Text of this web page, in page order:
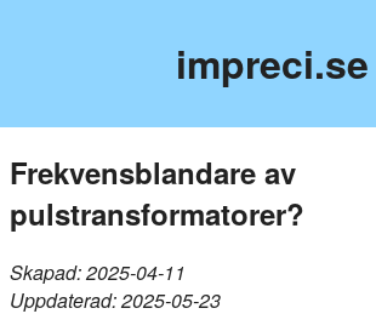
impreci.se
Frekvensblandare av
pulstransformatorer?
Skapad: 2025-04-11
Uppdaterad: 2025-05-23